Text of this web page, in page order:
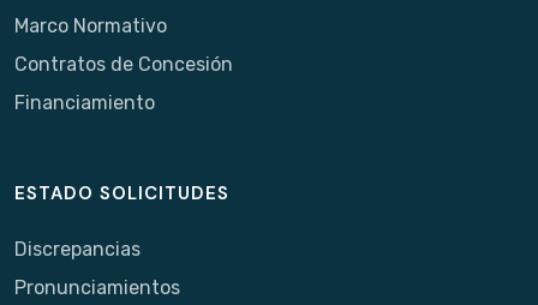
Marco Normativo
Contratos de Concesión
Financiamiento
ESTADO SOLICITUDES
Discrepancias
Pronunciamientos